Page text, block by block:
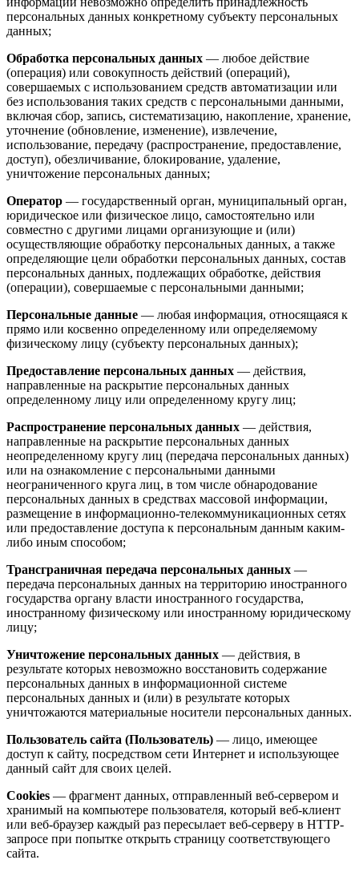
персональных данных конкретному субъекту персональных
данных;
Обработка персональных данных — любое действие
(операция) или совокупность действий (операций),
совершаемых с использованием средств автоматизации или
без использования таких средств с персональными данными,
включая сбор, запись, систематизацию, накопление, хранение,
уточнение (обновление, изменение), извлечение,
использование, передачу (распространение, предоставление,
доступ), обезличивание, блокирование, удаление,
уничтожение персональных данных;
Оператор — государственный орган, муниципальный орган,
юридическое или физическое лицо, самостоятельно или
совместно с другими лицами организующие и (или)
осуществляющие обработку персональных данных, а также
определяющие цели обработки персональных данных, состав
персональных данных, подлежащих обработке, действия
(операции), совершаемые с персональными данными;
Персональные данные — любая информация, относящаяся к
прямо или косвенно определенному или определяемому
физическому лицу (субъекту персональных данных);
Предоставление персональных данных — действия,
направленные на раскрытие персональных данных
определенному лицу или определенному кругу лиц;
Распространение персональных данных — действия,
направленные на раскрытие персональных данных
неопределенному кругу лиц (передача персональных данных)
или на ознакомление с персональными данными
неограниченного круга лиц, в том числе обнародование
персональных данных в средствах массовой информации,
размещение в информационно-телекоммуникационных сетях
или предоставление доступа к персональным данным каким-
либо иным способом;
Трансграничная передача персональных данных —
передача персональных данных на территорию иностранного
государства органу власти иностранного государства,
иностранному физическому или иностранному юридическому
лицу;
Уничтожение персональных данных — действия, в
результате которых невозможно восстановить содержание
персональных данных в информационной системе
персональных данных и (или) в результате которых
уничтожаются материальные носители персональных данных.
Пользователь сайта (Пользователь) — лицо, имеющее
доступ к сайту, посредством сети Интернет и использующее
данный сайт для своих целей.
Cookies — фрагмент данных, отправленный веб-сервером и
хранимый на компьютере пользователя, который веб-клиент
или веб-браузер каждый раз пересылает веб-серверу в HTTP-
запросе при попытке открыть страницу соответствующего
сайта.